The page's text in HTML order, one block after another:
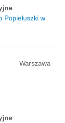
Popiełuszki w
Warszawa